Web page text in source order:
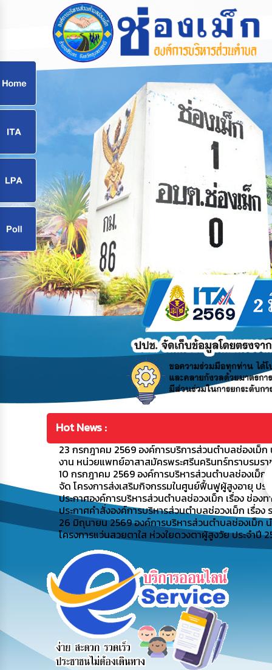
Hot News :
23 กรกฎาคม 2569 องค์การบริการส่วนตำบลช่องเม็
งาน หน่วยแพทย์อาสาสมัครพระศรีนครินทร์ทราบรมรา
10 กรกฎาคม 2569 องค์การบริหารส่วนตำบลช่องเม็
จัด โครงการส่งเสริมกิจกรรมในศูนย์ฟื้นฟูผู้สูงอายุ ประ
ประกาศองค์การบริหารส่วนตำบลช่อวงเม็ก เรื่อง ช่อ
ประกาศคำสั่งองค์การบริหารส่วนตำบลช่อวงเม็ก เรื่อ
26 มิถุนายน 2569 องค์การบริหารส่วนตำบลช่องเม็
โครงการแว่นสวยตาใส ห่วงใยดวงตาผู้สูงวัย ประจำปี
ข้อมูลการ
ติดต่อ
สายด่วนผู้
บริหาร
รับฟังความ
คิดเห็น
ประชาชน